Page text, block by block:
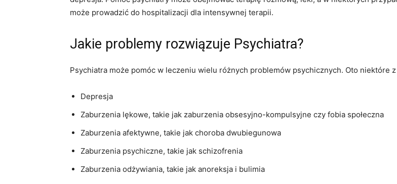
może prowadzić do hospitalizacji dla intensywnej terapii.
Jakie problemy rozwiązuje Psychiatra?
Psychiatra może pomóc w leczeniu wielu różnych problemów psychicznych. Oto niektóre
Depresja
Zaburzenia lękowe, takie jak zaburzenia obsesyjno-kompulsyjne czy fobia społeczna
Zaburzenia afektywne, takie jak choroba dwubiegunowa
Zaburzenia psychiczne, takie jak schizofrenia
Zaburzenia odżywiania, takie jak anoreksja i bulimia